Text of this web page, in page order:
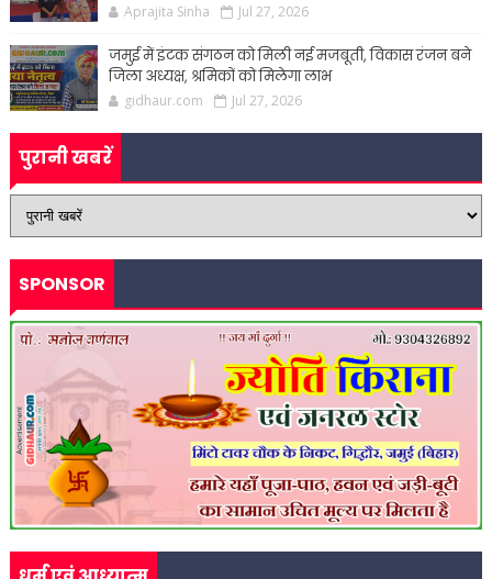
Aprajita Sinha Jul 27, 2026
जमुई में इंटक संगठन को मिली नई मजबूती, विकास रंजन बने
जिला अध्यक्ष, श्रमिकों को मिलेगा लाभ
gidhaur.com Jul 27, 2026
पुरानी खबरें
SPONSOR